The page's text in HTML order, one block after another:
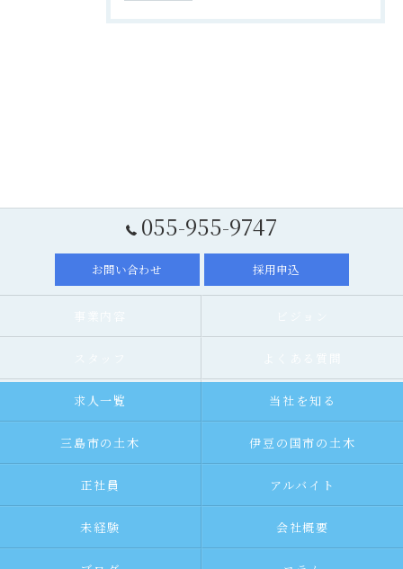
055-955-9747
お問い合わせ 採用申込
求人一覧 当社を知る
三島市の土木 伊豆の国市の土木
正社員 アルバイト
未経験 会社概要